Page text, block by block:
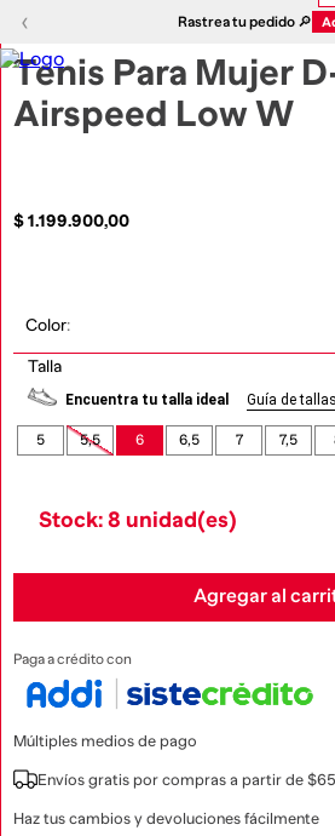
‹ Rastrea tu pedido 🔎
‹
Tenis Para Mujer
Airspeed Low W
$1.199.900,00
Color:
Talla
Encuentra tu talla ideal Guía de tallas
5 5,5 6 6,5 7 7,5
Stock: 8 unidad(es)
Agregar al
Paga a crédito con
Múltiples medios de pago
Envíos gratis por compras a partir de
Haz tus cambios y devoluciones fácilmente